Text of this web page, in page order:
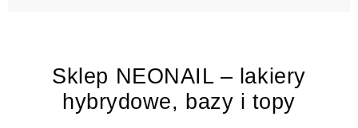
Sklep NEONAIL – lakiery
hybrydowe, bazy i topy